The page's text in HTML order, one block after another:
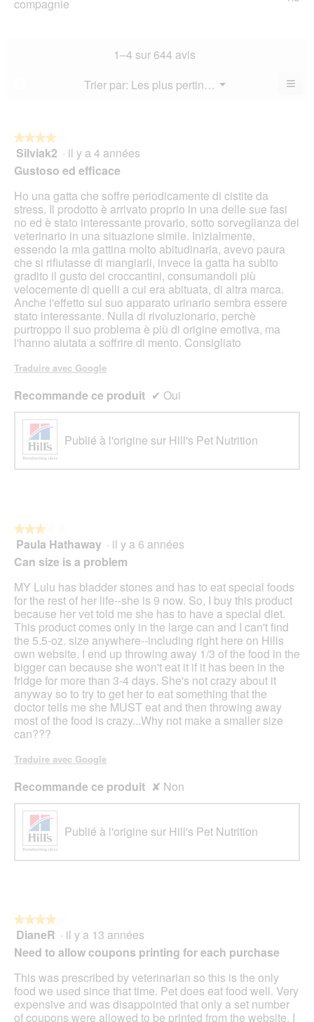
compagnie
1–4 sur 644 avis
Trier par: Les plus pertinents
▼
Menu ≡
★★★★★
★★★★★
4
5
étoiles.
Silviak2 · il y a 4 années
Gustoso ed efficace
Ho una gatta che soffre periodicamente di cistite da
stress. Il prodotto è arrivato proprio in una delle sue fasi
no ed è stato interessante provarlo, sotto sorveglianza del
veterinario in una situazione simile. Inizialmente,
essendo la mia gattina molto abitudinaria, avevo paura
che si rifiutasse di mangiarli, invece la gatta ha subito
gradito il gusto dei croccantini, consumandoli più
velocemente di quelli a cui era abituata, di altra marca.
Anche l'effetto sul suo apparato urinario sembra essere
stato interessante. Nulla di rivoluzionario, perchè
purtroppo il suo problema è più di origine emotiva, ma
l'hanno aiutata a soffrire di mento. Consigliato
Traduire avec Google
Recommande ce produit ✔ Oui
Publié à l'origine sur Hill's Pet Nutrition
★★★★★
★★★★★
3
5
étoiles.
Paula Hathaway · il y a 6 années
Can size is a problem
MY Lulu has bladder stones and has to eat special foods
for the rest of her life--she is 9 now. So, I buy this product
because her vet told me she has to have a special diet.
This product comes only in the large can and I can't find
the 5.5-oz. size anywhere--including right here on Hills
own website. I end up throwing away 1/3 of the food in the
bigger can because she won't eat it if it has been in the
fridge for more than 3-4 days. She's not crazy about it
anyway so to try to get her to eat something that the
doctor tells me she MUST eat and then throwing away
most of the food is crazy...Why not make a smaller size
can???
Traduire avec Google
Recommande ce produit ✘ Non
Publié à l'origine sur Hill's Pet Nutrition
★★★★★
★★★★★
4
sur
étoiles.
DianeR · il y a 13 années
Need to allow coupons printing for each purchase
This was prescribed by veterinarian so this is the only
food we used since that time. Pet does eat food well. Very
expensive and was disappointed that only a set number
of coupons were allowed to be printed from the website. I